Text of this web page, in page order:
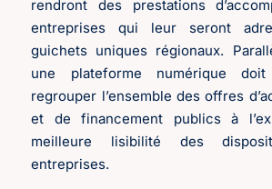
rendront des prestations
entreprises qui leur seront
guichets uniques régionaux.
une plateforme numérique
regrouper l’ensemble des offres
et de financement publics à
meilleure lisibilité des
entreprises.